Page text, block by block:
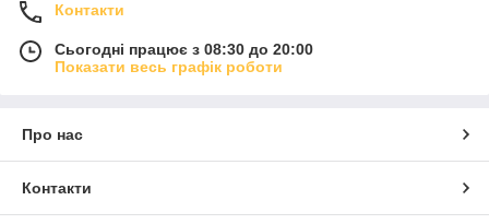
Контакти
Сьогодні працює з 08:30 до 20:00
Показати весь графік роботи
Про нас
Контакти